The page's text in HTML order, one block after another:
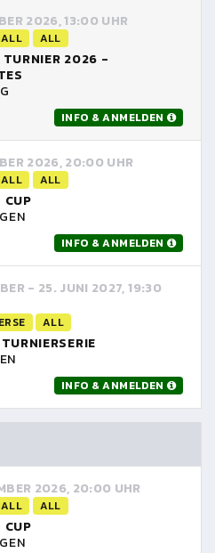
2026, 13:00 UHR
ALL
TURNIER 2026 -
INFO & ANMELDEN
2026, 20:00 UHR
ALL
CUP
INFO & ANMELDEN
- 25. JUNI 2027, 19:30
ALL
INFO & ANMELDEN
2026, 20:00 UHR
ALL
CUP